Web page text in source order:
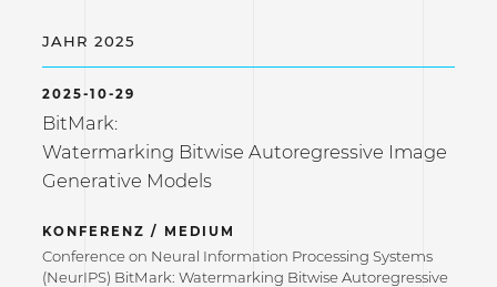
JAHR 2025
2025-10-29
BitMark:
Watermarking Bitwise Autoregressive Image
Generative Models
KONFERENZ / MEDIUM
Conference on Neural Information Processing Systems
(NeurIPS) BitMark: Watermarking Bitwise Autoregressive